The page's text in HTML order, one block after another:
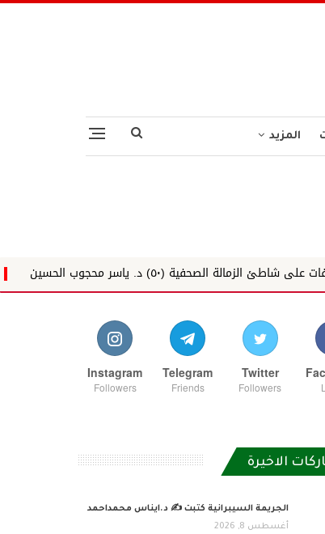
المزيد
محجوب الحسين تاركو تُدشِّنُ رحلاتها إلى القصيم في 20 أغسطس
Twitter
Followers
Telegram
Friends
Instagram
Followers
الاخيرة
الجريمة السيبرانية كتبت ✍ د.ايناس محمداحمد
أغسطس 8, 2026